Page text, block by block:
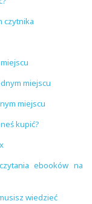
czytnika
miejscu
miejscu
kupić?
ebooków na
wiedzieć